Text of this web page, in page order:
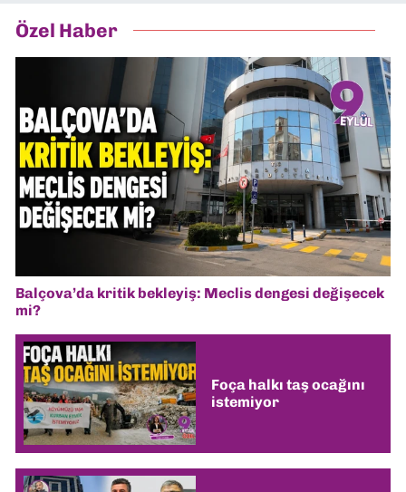
Özel Haber
Balçova’da kritik bekleyiş: Meclis dengesi değişecek
mi?
Foça halkı taş ocağını
istemiyor